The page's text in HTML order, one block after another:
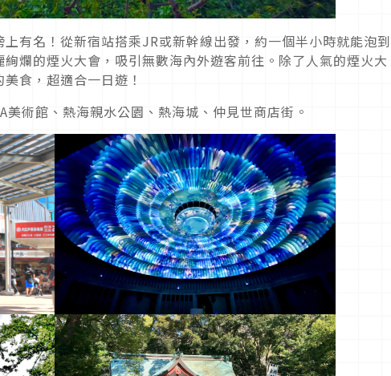
有名！從新宿站搭乘JR或新幹線出發，約一個半小時就能泡到
爛的煙火大會，吸引無數海內外遊客前往。除了人氣的煙火大
食，超適合一日遊！
術館、熱海親水公園、熱海城、仲見世商店街。